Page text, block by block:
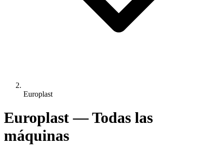
Europlast
Europlast — Todas las
máquinas